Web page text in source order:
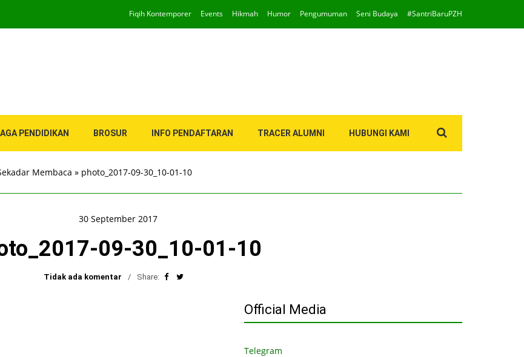
Fiqih Kontemporer Events Hikmah Humor Pengumuman Seni Budaya #SantriBaruPZH
PENDIDIKAN BROSUR INFO PENDAFTARAN TRACER ALUMNI HUBUNGI KAMI
for:
Membaca » photo_2017-09-30_10-01-10
30 September 2017
09-30_10-01-10
Tidak ada komentar Share:
Official Media
Telegram